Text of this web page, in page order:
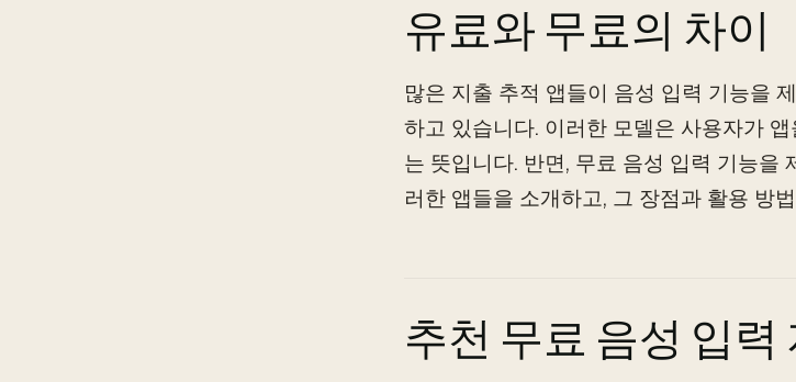
유료와 무료의 차이
많은 지출 추적 앱들이 음성 입력 기능을
하고 있습니다. 이러한 모델은 사용자가
는 뜻입니다. 반면, 무료 음성 입력 기능을
러한 앱들을 소개하고, 그 장점과 활용 방
추천 무료 음성 입력